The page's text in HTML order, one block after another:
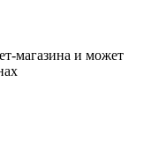
магазина и может